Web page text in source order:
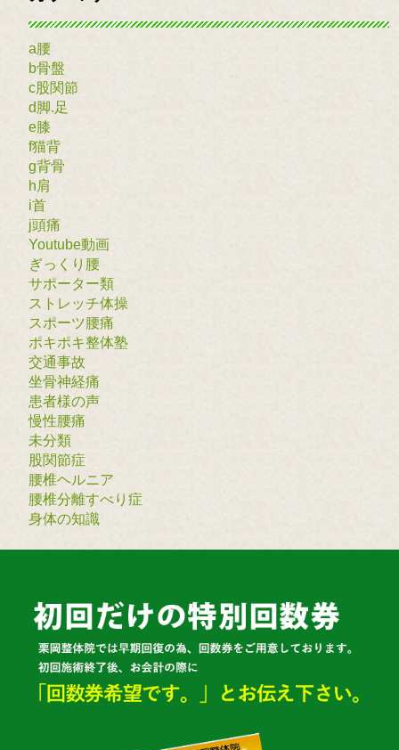
a腰
b骨盤
c股関節
d脚.足
e膝
f猫背
g背骨
h肩
i首
j頭痛
Youtube動画
ぎっくり腰
サポーター類
ストレッチ体操
スポーツ腰痛
ポキポキ整体塾
交通事故
坐骨神経痛
患者様の声
慢性腰痛
未分類
股関節症
腰椎ヘルニア
腰椎分離すべり症
身体の知識